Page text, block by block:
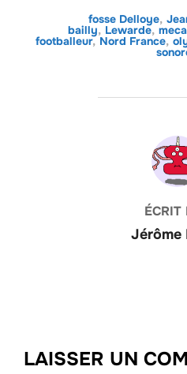
fosse Delloye,
bailly, Lewarde,
footballeur, Nord France,
AUTEUR DE LA
ÉCRIT
Jérôme
LAISSER UN